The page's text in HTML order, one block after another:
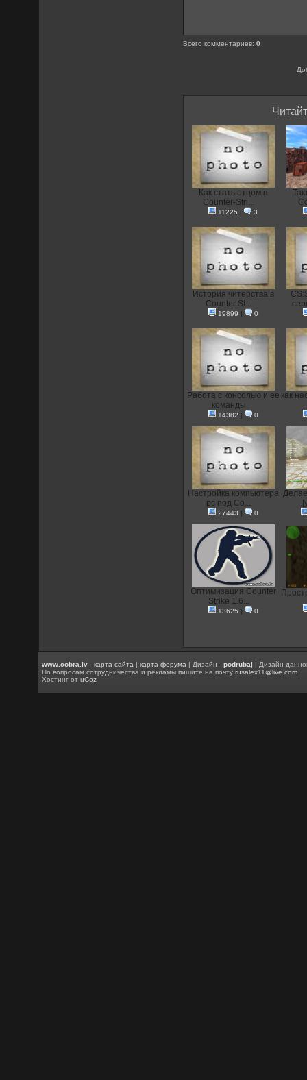
Всего комментариев:0
Как стать отцом в
Counter-Stri...
11225 | 3
История читерства в
Counter St...
19899 | 0
Работа с консолью и ее
команды
14382 | 0
как
Настройка компьютера
pc под Co...
27443 | 0
Оптимизация Counter
Strike 1.6...
13625 | 0
www.cobra.lv -карта сайта |карта форума | Дизайн -podrubaj | Дизайн
По вопросам сотрудничества и рекламы пишите на почтуrusalex11@live.com
Хостинг отuCoz